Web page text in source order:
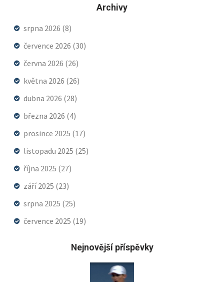
Archivy
srpna 2026 (8)
července 2026 (30)
června 2026 (26)
května 2026 (26)
dubna 2026 (28)
března 2026 (4)
prosince 2025 (17)
listopadu 2025 (25)
října 2025 (27)
září 2025 (23)
srpna 2025 (25)
července 2025 (19)
Nejnovější příspěvky